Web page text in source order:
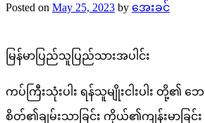
Posted on May 25, 2023 by အေးခင်
မြန်မာပြည်သူပြည်သားအပါင်း
ကပ်ကြီးသုံးပါး ရန်သူမျိုးငါးပါး တို့၏ ဘ
စိတ်၏ချမ်းသာခြင်း ကိုယ်၏ကျန်းမာခြင်